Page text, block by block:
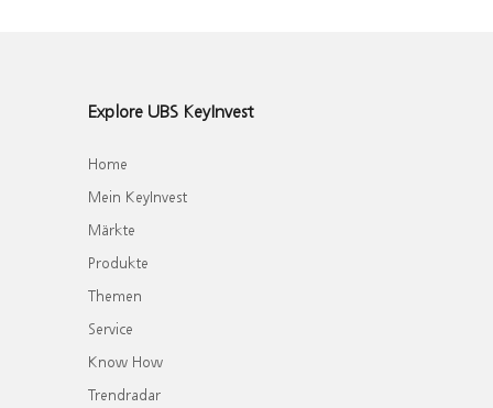
Explore UBS KeyInvest
Home
Mein KeyInvest
Märkte
Produkte
Themen
Service
Know How
Trendradar